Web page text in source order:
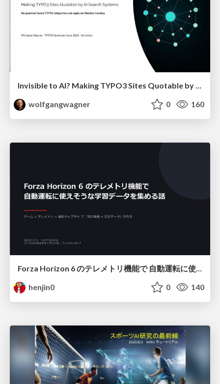
Invisible to AI? Making TYPO3 Sites Quotable by AI Search Systems
wolfgangwagner
0 160
Forza Horizon 6 のテレメトリ機能で 自動運転に使えそうな学習データを集める話
henjin0
0 140